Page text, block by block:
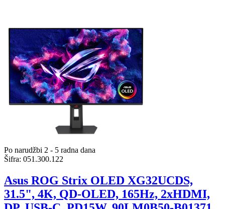
Po narudžbi 2 - 5 radna dana
Šifra: 051.300.122
Asus ROG Strix OLED XG32UCDS,
31.5", 4K, QD-OLED, 165Hz, 2xHDMI,